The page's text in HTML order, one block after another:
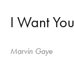
I Want You
Marvin Gaye